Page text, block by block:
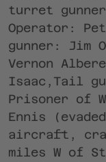
turret
Operator:
gunner: Jim
Vernon
Isaac,Tail
Prisoner of
Ennis
aircraft,
miles W of